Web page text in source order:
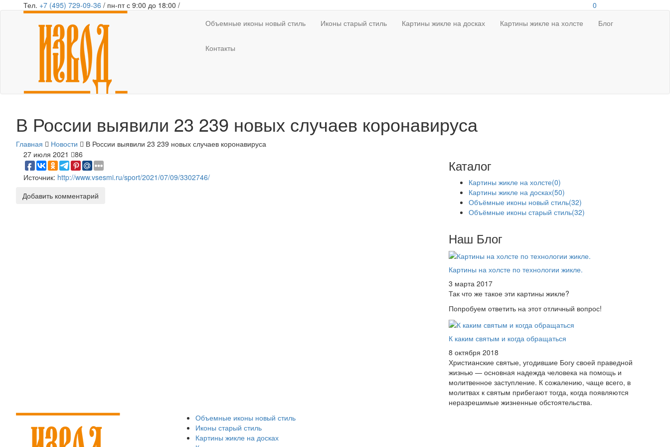
Тел. +7 (495) 729-09-36 / пн-пт с 9:00 до 18:00 /
0
Объемные иконы новый стиль
Иконы старый стиль Картины жикле на досках Картины жикле на холсте Блог
Контакты
В России выявили 23 239 новых случаев коронавируса
Главная Новости
В России выявили 23 239 новых случаев коронавируса
27 июля 2021
86
Источник: http://www.vsesmi.ru/sport/2021/07/09/3302746/
Добавить комментарий
Каталог
Картины жикле на холсте(0)
Картины жикле на досках(50)
Объёмные иконы новый стиль(32)
Объёмные иконы старый стиль(32)
Наш Блог
Картины на холсте по технологии жикле.
3 марта 2017
Так что же такое эти картины жикле?
Попробуем ответить на этот отличный вопрос!
К каким святым и когда обращаться
8 октября 2018
Христианские святые, угодившие Богу своей праведной
жизнью — основная надежда человека на помощь и
молитвенное заступление. К сожалению, чаще всего, в
молитвах к святым прибегают тогда, когда появляются
неразрешимые жизненные обстоятельства.
Объемные иконы новый стиль
Иконы старый стиль
Картины жикле на досках